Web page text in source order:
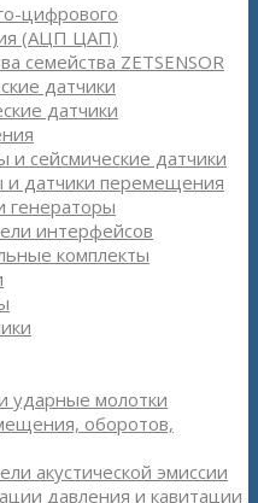
цифрового
(АЦП ЦАП)
семейства ZETSENSOR
датчики
датчики
и сейсмические датчики
и датчики перемещения
генераторы
интерфейсов
комплекты
ударные молотки
оборотов,
акустической эмиссии
давления и кавитации